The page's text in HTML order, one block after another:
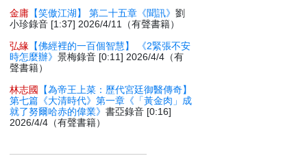
金庸 【笑傲江湖】 第二十五章《聞訊》劉
小珍錄音 [1:37] 2026/4/11（有聲書籍）
弘緣 【佛經裡的一百個智慧】 《2緊張不安
時怎麼辦》景梅錄音 [0:11] 2026/4/4（有
聲書籍）
林志國
【為帝王上菜：歷代宮廷御醫傳奇】
第七篇《大清時代》第一章《「黃金肉」成
就了努爾哈赤的偉業》書亞錄音 [0:16]
2026/4/4（有聲書籍）